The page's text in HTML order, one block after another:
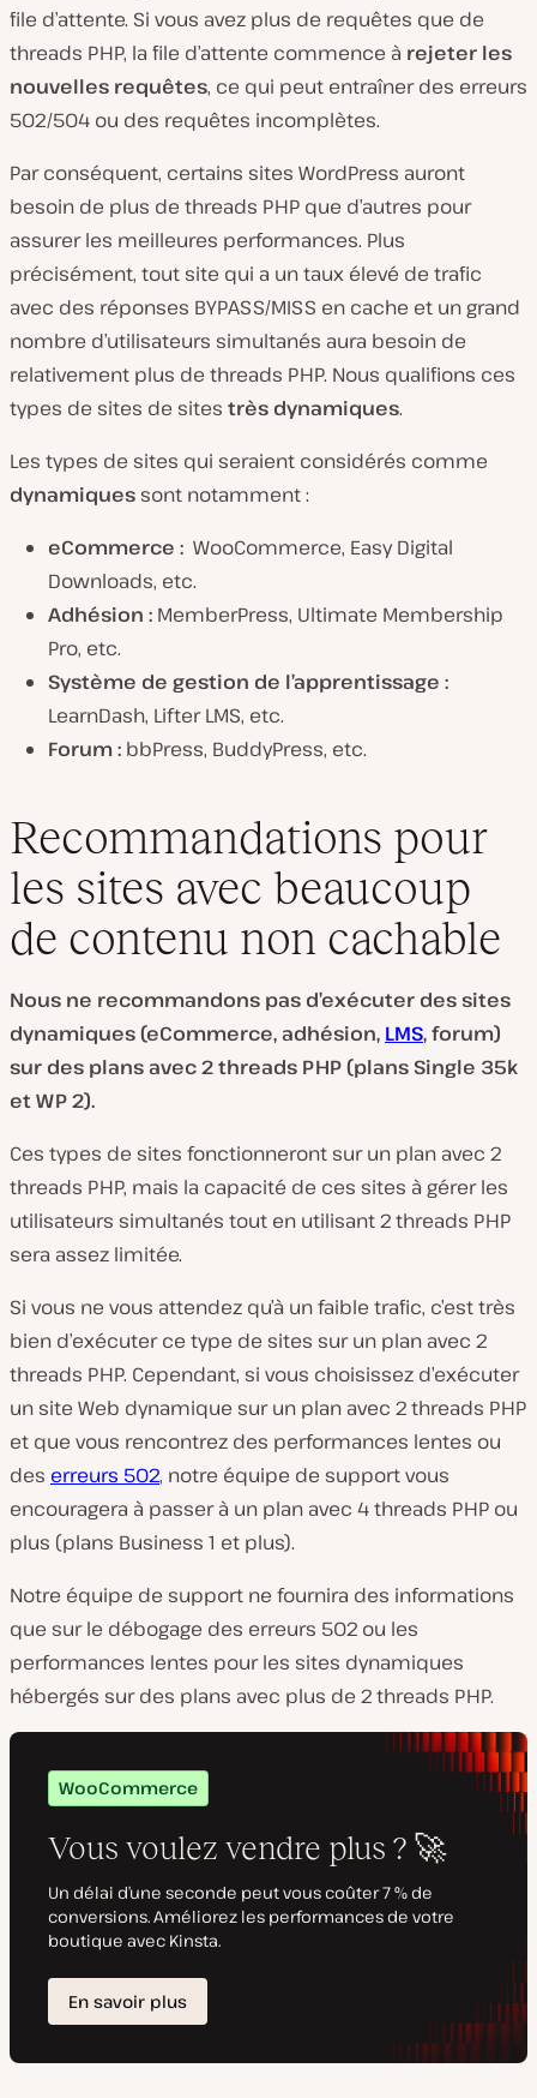
file d’attente. Si vous avez plus de requêtes que de
threads PHP, la file d’attente commence à rejeter les
nouvelles requêtes, ce qui peut entraîner des erreurs
502/504 ou des requêtes incomplètes.
Par conséquent, certains sites WordPress auront
besoin de plus de threads PHP que d’autres pour
assurer les meilleures performances. Plus
précisément, tout site qui a un taux élevé de trafic
avec des réponses BYPASS/MISS en cache et un grand
nombre d’utilisateurs simultanés aura besoin de
relativement plus de threads PHP. Nous qualifions ces
types de sites de sites très dynamiques.
Les types de sites qui seraient considérés comme
dynamiques sont notamment :
eCommerce : WooCommerce, Easy Digital
Downloads, etc.
Adhésion : MemberPress, Ultimate Membership
Pro, etc.
Système de gestion de l’apprentissage :
LearnDash, Lifter LMS, etc.
Forum : bbPress, BuddyPress, etc.
Recommandations pour
les sites avec beaucoup
de contenu non cachable
Nous ne recommandons pas d’exécuter des sites
dynamiques (eCommerce, adhésion, LMS, forum)
sur des plans avec 2 threads PHP (plans Single 35k
et WP 2).
Ces types de sites fonctionneront sur un plan avec 2
threads PHP, mais la capacité de ces sites à gérer les
utilisateurs simultanés tout en utilisant 2 threads PHP
sera assez limitée.
Si vous ne vous attendez qu’à un faible trafic, c’est très
bien d’exécuter ce type de sites sur un plan avec 2
threads PHP. Cependant, si vous choisissez d’exécuter
un site Web dynamique sur un plan avec 2 threads PHP
et que vous rencontrez des performances lentes ou
des erreurs 502, notre équipe de support vous
encouragera à passer à un plan avec 4 threads PHP ou
plus (plans Business 1 et plus).
Notre équipe de support ne fournira des informations
que sur le débogage des erreurs 502 ou les
performances lentes pour les sites dynamiques
hébergés sur des plans avec plus de 2 threads PHP.